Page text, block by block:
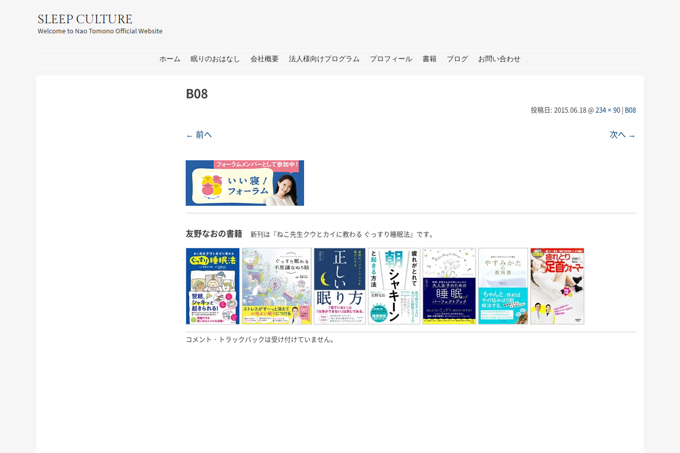
ホーム 眠りのおはなし 会社概要 法人様向けプログラム プロフィール 書籍 ブログ お問い合わせ
B08
投稿日: 2015.06.18@234 × 90 | B08
← 前へ 次へ →
友野なおの書籍 新刊は『ねこ先生クウとカイに教わる ぐっすり睡眠法』です。
コメント・トラックバックは受け付けていません。